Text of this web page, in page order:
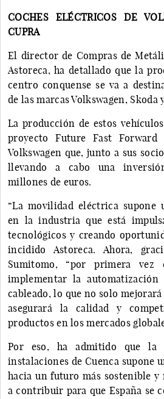
COCHES ELÉCTRICOS DE
CUPRA
El director de Compras de
Astoreca, ha detallado que la
centro conquense se va a
de las marcas Volkswagen, Skoda
La producción de estos
proyecto Future Fast
Volkswagen que, junto a sus
llevando a cabo una
millones de euros.
“La movilidad eléctrica supone
en la industria que está
tecnológicos y creando
incidido Astoreca. Ahora,
Sumitomo, “por primera
implementar la
cableado, lo que no solo
asegurará la calidad y
productos en los mercados
Por eso, ha admitido que la
instalaciones de Cuenca supone
hacia un futuro más sostenible y
a contribuir para que España se